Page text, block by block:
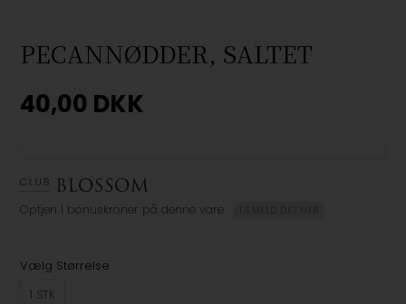
PECANNØDDER, SALTET
40,00 DKK
Optjen 1 bonuskroner på denne vare TILMELD DIG HER
Vælg Størrelse
1 STK